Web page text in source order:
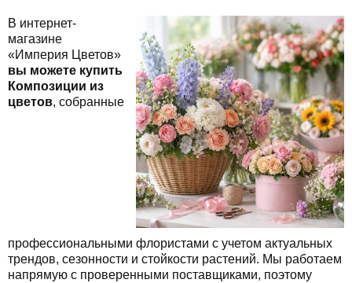
В интернет-
магазине
«Империя Цветов»
вы можете купить
Композиции из
цветов, собранные
профессиональными флористами с учетом актуальных
трендов, сезонности и стойкости растений. Мы работаем
напрямую с проверенными поставщиками, поэтому